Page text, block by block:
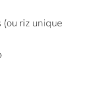
riz unique